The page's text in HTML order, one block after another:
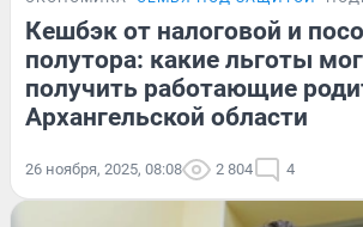
Кешбэк от налоговой и
полутора: какие льготы
получить работающие
Архангельской области
26 ноября, 2025, 08:08 2 804 4